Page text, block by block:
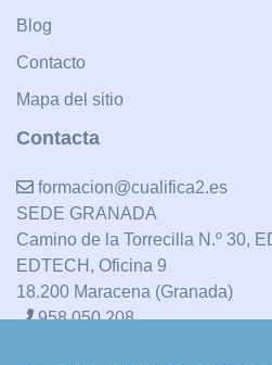
Blog
Contacto
Mapa del sitio
Contacta
formacion@cualifica2.es
SEDE GRANADA
Camino de la Torrecilla N.º 30,
EDTECH, Oficina 9
18.200 Maracena (Granada)
958 050 208